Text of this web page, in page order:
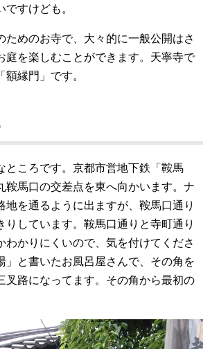
ですけども。
ためのお寺で、大々的に一般公開はさ
庭を楽しむことができます。天寧寺で
縁門」です。
ところです。京都市営地下鉄「鞍馬
鞍馬口の交差点を東へ向かいます。ナ
地を通るように出ますが、鞍馬口通り
りしています。鞍馬口通りと寺町通り
わかりにくいので、気を付けてくださ
」と書いたお風呂屋さんで、その角を
叉路になってます。その角から最初の